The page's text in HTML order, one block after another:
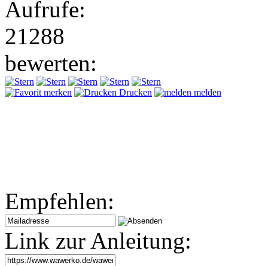
Aufrufe:
21288
bewerten:
merken Drucken melden
Empfehlen:
Link zur Anleitung: